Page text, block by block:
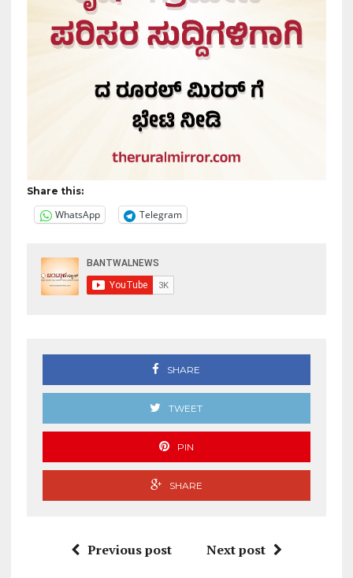
Share this:
WhatsApp Telegram
SHARE
TWEET
PIN
SHARE
Previous post Next post